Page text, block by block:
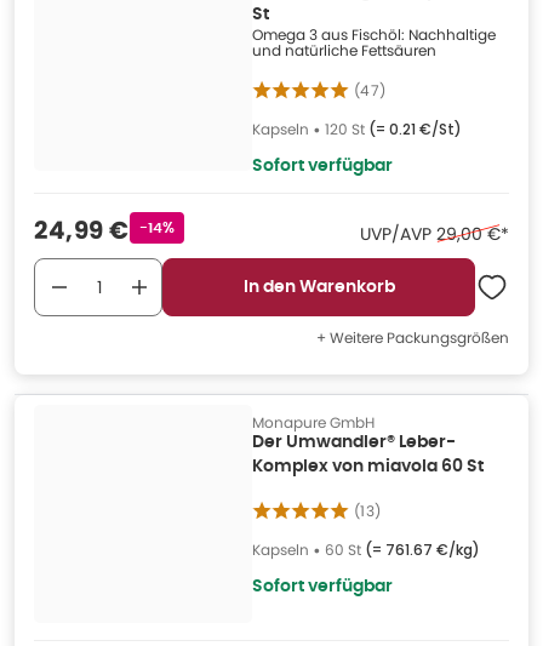
St
Omega 3 aus Fischöl: Nachhaltige
und natürliche Fettsäuren
(47)
Kapseln • 120 St (= 0.21 €/St)
Sofort verfügbar
Verkaufspreis
24,99 € Rabattstempel
-14% UVP/AVP Ehemaliger
29,00 €*
In den Warenkorb
+ Weitere Packungsgrößen
Monapure GmbH
Der Umwandler® Leber-
Komplex von miavola 60 St
(13)
Kapseln • 60 St (= 761.67 €/kg)
Sofort verfügbar